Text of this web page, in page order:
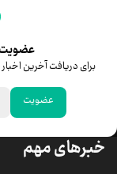
عضویت
برای دریافت آخرین
عضویت
جدیدترین
قیمت دلار
قیمت سکه امامی
خبرهای مهم